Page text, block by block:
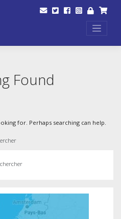
Found
for. Perhaps searching can help.